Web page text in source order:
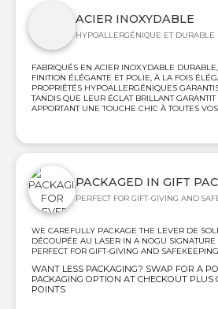
ACIER INOXYDABLE
HYPOALLERGÉNIQUE ET
FABRIQUÉS EN ACIER INOXYDABLE
FINITION ÉLÉGANTE ET POLIE, À LA FOIS
PROPRIÉTÉS HYPOALLERGÉNIQUES
TANDIS QUE LEUR ÉCLAT BRILLANT
APPORTANT UNE TOUCHE CHIC À TOUTES
PACKAGED IN GIFT
PERFECT FOR GIFT-GIVING AND
WE CAREFULLY PACKAGE THE LEVER DE
DÉCOUPÉE AU LASER IN A NOGU
PERFECT FOR GIFT-GIVING AND SAFEKEEPING
WANT LESS PACKAGING? SWAP FOR A
PACKAGING OPTION AT CHECKOUT
POINTS